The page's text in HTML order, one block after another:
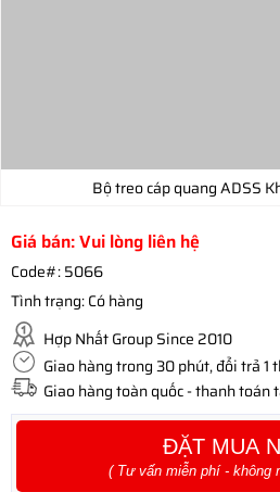
Bộ treo cáp quang ADSS
Giá bán: Vui lòng liên hệ
Code#:5066
Tình trạng:Có hàng
Hợp Nhất Group Since 2010
Giao hàng trong 30 phút, đổi trả 1
Giao hàng toàn quốc - thanh toán
ĐẶT MUA
( Tư vấn miễn phí - không